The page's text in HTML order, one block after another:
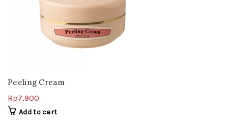
Peeling Cream
Rp7,900
Add to cart